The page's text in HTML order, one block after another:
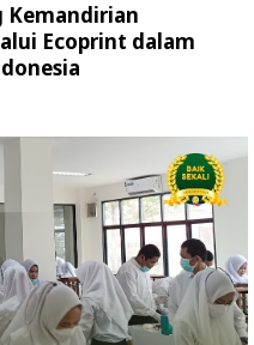
Kemandirian
Ecoprint dalam